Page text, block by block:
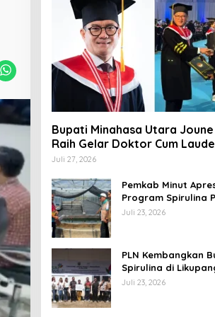
Bupati Minahasa Utara
Raih Gelar Doktor Cum
Komitmen Tingkatkan Kualitas
Juli 27, 2026
Pemkab Minut
Program Spirulina
Tarabitan Disiapkan
Juli 23, 2026
PLN Kembangkan
Spirulina di
Ketahanan Pangan
Juli 23, 2026